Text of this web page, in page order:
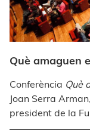
Què amaguen
Conferència Què
Joan Serra
president de la